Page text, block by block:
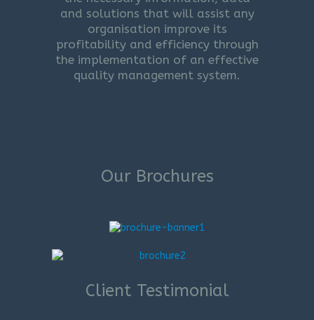
and solutions that will assist any
organisation improve its
profitability and efficiency through
the implementation of an effective
quality management system.
Our Brochures
Client Testimonial